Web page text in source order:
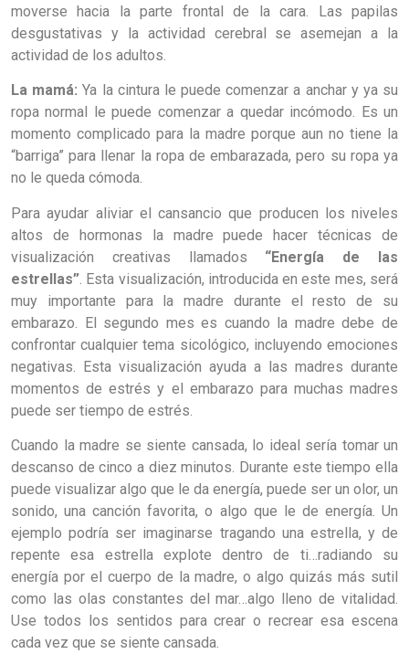
moverse hacia la parte frontal de la cara. Las papilas
desgustativas y la actividad cerebral se asemejan a la
actividad de los adultos.
La mamá: Ya la cintura le puede comenzar a anchar y ya su
ropa normal le puede comenzar a quedar incómodo. Es un
momento complicado para la madre porque aun no tiene la
“barriga” para llenar la ropa de embarazada, pero su ropa ya
no le queda cómoda.
Para ayudar aliviar el cansancio que producen los niveles
altos de hormonas la madre puede hacer técnicas de
visualización creativas llamados “Energía de las
estrellas”. Esta visualización, introducida en este mes, será
muy importante para la madre durante el resto de su
embarazo. El segundo mes es cuando la madre debe de
confrontar cualquier tema sicológico, incluyendo emociones
negativas. Esta visualización ayuda a las madres durante
momentos de estrés y el embarazo para muchas madres
puede ser tiempo de estrés.
Cuando la madre se siente cansada, lo ideal sería tomar un
descanso de cinco a diez minutos. Durante este tiempo ella
puede visualizar algo que le da energía, puede ser un olor, un
sonido, una canción favorita, o algo que le de energía. Un
ejemplo podría ser imaginarse tragando una estrella, y de
repente esa estrella explote dentro de ti…radiando su
energía por el cuerpo de la madre, o algo quizás más sutil
como las olas constantes del mar…algo lleno de vitalidad.
Use todos los sentidos para crear o recrear esa escena
cada vez que se siente cansada.